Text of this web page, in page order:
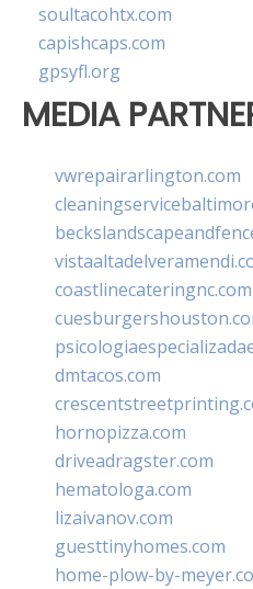
soultacohtx.com
capishcaps.com
gpsyfl.org
MEDIA
vwrepairarlington.com
coastlinecateringnc.com
dmtacos.com
hornopizza.com
driveadragster.com
hematologa.com
lizaivanov.com
guesttinyhomes.com
home-plow-by-